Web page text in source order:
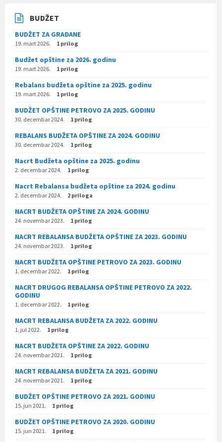
BUDŽET
BUDŽET ZA GRAĐANE
19. mart 2026. 1 prilog
Budžet opštine za 2026. godinu
19. mart 2026. 1 prilog
Rebalans budžeta opštine za 2025. godinu
19. mart 2026. 1 prilog
BUDŽET OPŠTINE PETROVO ZA 2025. GODINU
30. decembar 2024. 1 prilog
REBALANS BUDŽETA OPŠTINE ZA 2024. GODINU
30. decembar 2024. 1 prilog
Nacrt Budžeta opštine za 2025. godinu
2. decembar 2024. 1 prilog
Nacrt Rebalansa budžeta opštine za 2024. godinu
2. decembar 2024. 2 priloga
NACRT BUDŽETA OPŠTINE ZA 2024. GODINU
24. novembar 2023. 1 prilog
NACRT REBALANSA BUDŽETA OPŠTINE ZA 2023. GODINU
24. novembar 2023. 1 prilog
NACRT BUDŽETA OPŠTINE PETROVO ZA 2023. GODINU
1. decembar 2022. 1 prilog
NACRT DRUGOG REBALANSA OPŠTINE PETROVO ZA 2022.
GODINU
1. decembar 2022. 1 prilog
NACRT REBALANSA BUDŽETA ZA 2022. GODINU
1. jul 2022. 1 prilog
NACRT BUDŽETA OPŠTINE ZA 2022. GODINU
24. novembar 2021. 1 prilog
NACRT REBALANSA BUDŽETA ZA 2021. GODINU
24. novembar 2021. 1 prilog
BUDŽET OPŠTINE PETROVO ZA 2021. GODINU
15. jun 2021. 1 prilog
BUDŽET OPŠTINE PETROVO ZA 2020. GODINU
15. jun 2021. 1 prilog